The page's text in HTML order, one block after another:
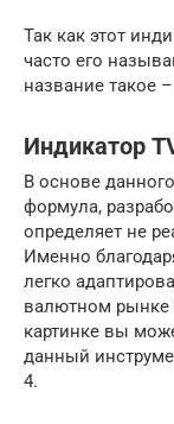
Так как этот
часто его
название такое
Индикатор
В основе
формула,
определяет не
Именно
легко
валютном
картинке вы
данный
4.